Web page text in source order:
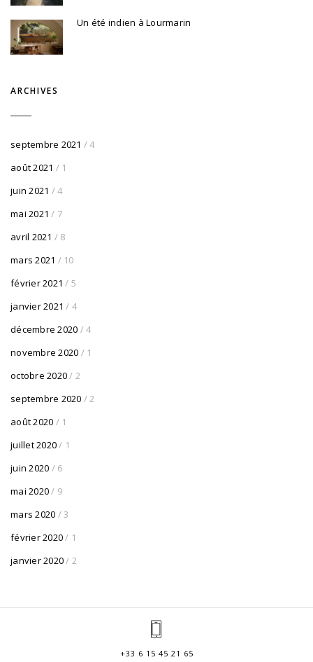
Un été indien à Lourmarin
ARCHIVES
septembre 2021 / 4
août 2021 / 1
juin 2021 / 4
mai 2021 / 7
avril 2021 / 8
mars 2021 / 10
février 2021 / 5
janvier 2021 / 4
décembre 2020 / 4
novembre 2020 / 1
octobre 2020/ 2
septembre 2020 / 2
août 2020 / 1
juillet 2020/ 1
juin 2020 / 6
mai 2020/ 9
mars 2020 / 3
février 2020/ 1
janvier 2020/ 2
+33 6 15 45 21 65